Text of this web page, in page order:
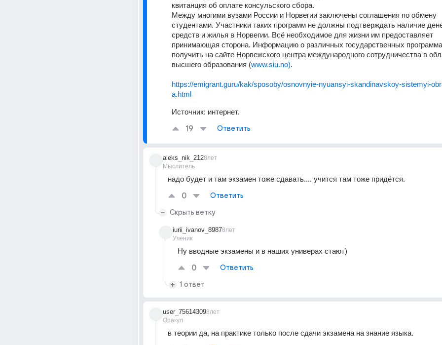
квитанция об оплате консульского сбора.
Между многими вузами России и Норвегии заключены соглашения по обмену
студентами. Участники таких программ не должны подтверждать наличие
средств и жилья в Норвегии. Всё необходимое для жизни им предоставляет
принимающая сторона. Информацию о различных государственных
получить на сайте Норвежского центра международного сотрудничества в
высшего образования (www.siu.no).
https://emigrant.guru/kak/sposoby/osnovnyie-nyuansyi-skandinavskoy-sistemyi-
a.html
Источник: интернет.
19 Ответить
aleks_nik_212
Мыслитель
8лет
надо будет и там экзамен тоже сдавать.... учится там тоже придётся.
0 Ответить
Скрыть ветку
iurii_ivanov_8987
Ученик
8лет
Ну вводные экзамены и в наших универах стают)
0 Ответить
1 ответ
user_75614309
Оракул
8лет
в теории да, на практике только после сдачи экзамена на знание языка.